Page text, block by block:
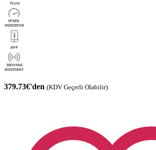
379.73€'den (KDV Geçerli Olabilir)